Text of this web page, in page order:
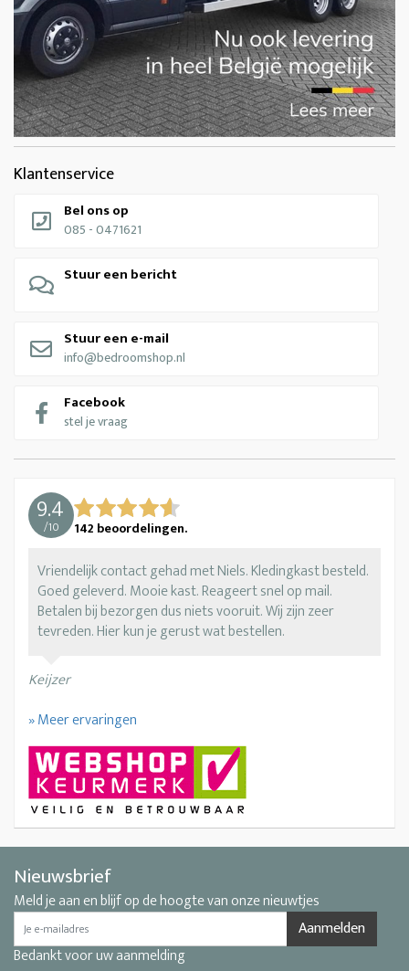
Klantenservice
Bel ons op
085 - 0471621
Stuur een bericht
Stuur een e-mail
info@bedroomshop.nl
Facebook
stel je vraag
9.4
/10 142 beoordelingen.
Vriendelijk contact gehad met Niels. Kledingkast besteld.
Goed geleverd. Mooie kast. Reageert snel op mail.
Betalen bij bezorgen dus niets vooruit. Wij zijn zeer
tevreden. Hier kun je gerust wat bestellen.
Keijzer
» Meer ervaringen
Nieuwsbrief
Meld je aan en blijf op de hoogte van onze nieuwtjes
Aanmelden
Bedankt voor uw aanmelding